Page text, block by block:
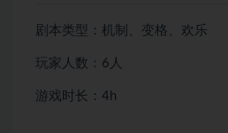
剧本类型：机制、变格、欢乐
玩家人数：6人
游戏时长：4h